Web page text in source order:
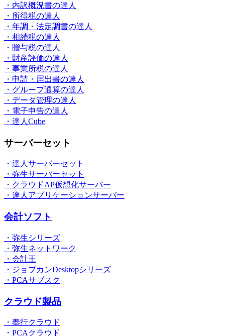
・内訳概況書の達人
・所得税の達人
・年調・法定調書の達人
・相続税の達人
・贈与税の達人
・財産評価の達人
・事業所税の達人
・申請・届出書の達人
・グループ通算の達人
・データ管理の達人
・電子申告の達人
・達人Cube
サーバーセット
・達人サーバーセット
・弥生サーバーセット
・クラウドAP仮想化サーバー
・達人アプリケーションサーバー
会計ソフト
・弥生シリーズ
・弥生ネットワーク
・会計王
・ジョブカンDesktopシリーズ
・PCAサブスク
クラウド製品
・奉行クラウド
・PCAクラウド